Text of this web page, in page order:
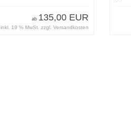
ab 135,00 EUR
inkl. 19 % MwSt. zzgl. Versandkosten